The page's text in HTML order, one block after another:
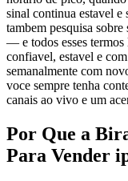
sinal continua estavel e
tambem pesquisa
— e todos esses
confiavel, estavel e
semanalmente com
voce sempre tenha
canais ao vivo e um
Por Que a
Para Vender